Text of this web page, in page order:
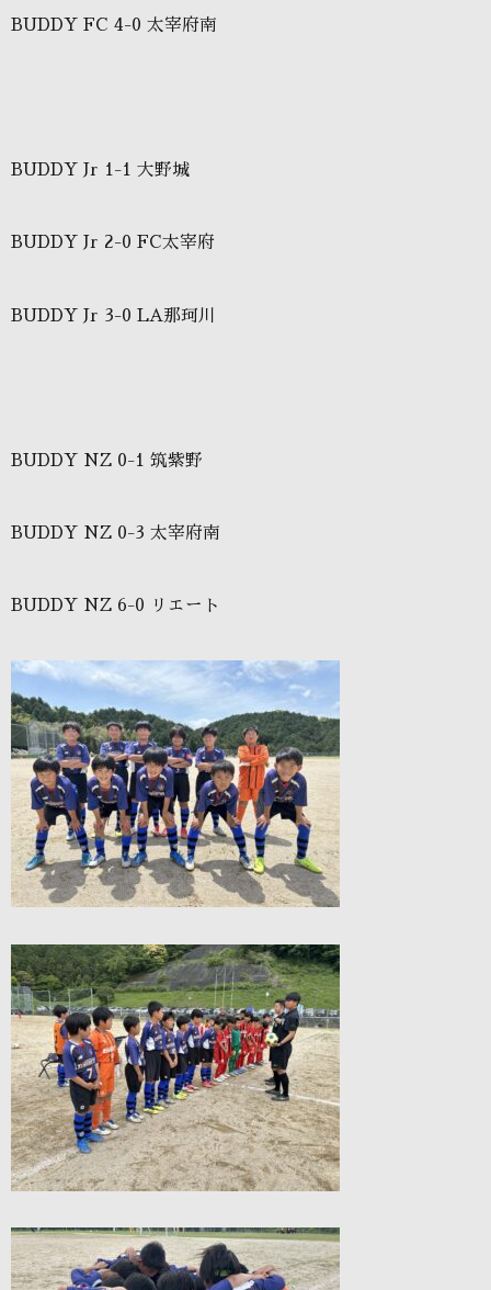
BUDDY FC 4-0 太宰府南
BUDDY Jr 1-1 大野城
BUDDY Jr 2-0 FC太宰府
BUDDY Jr 3-0 LA那珂川
BUDDY NZ 0-1 筑紫野
BUDDY NZ 0-3 太宰府南
BUDDY NZ 6-0 リエート